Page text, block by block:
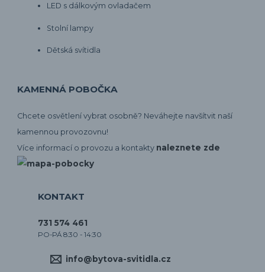
LED s dálkovým ovladačem
Stolní lampy
Dětská svítidla
KAMENNÁ POBOČKA
Chcete osvětlení vybrat osobně? Neváhejte navšítvit naší
kamennou provozovnu!
Více informací o provozu a kontakty naleznete zde
KONTAKT
731 574 461
PO-PÁ 8:30 - 14:30
info@bytova-svitidla.cz